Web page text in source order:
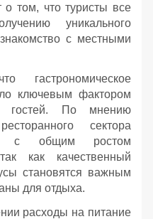
о том, что туристы все
уникального
с местными
гастрономическое
ключевым фактором
гостей. По мнению
сектора
с общим ростом
как качественный
становятся важным
для отдыха.
расходы на питание